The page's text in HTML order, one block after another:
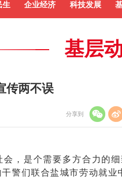
生 企业经济 科技发展
基层
传两不误
分享到
是个需要多方合力的细
警们联合盐城市劳动就业